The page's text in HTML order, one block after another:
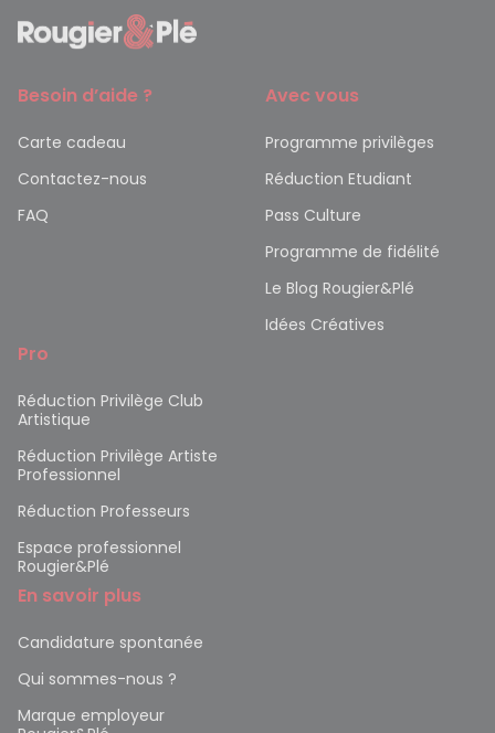
Besoin d’aide ?
Carte cadeau
Contactez-nous
FAQ
Avec vous
Programme privilèges
Réduction Etudiant
Pass Culture
Programme de fidélité
Le Blog Rougier&Plé
Idées Créatives
Pro
Réduction Privilège Club
Artistique
Réduction Privilège Artiste
Professionnel
Réduction Professeurs
Espace professionnel
Rougier&Plé
En savoir plus
Candidature spontanée
Qui sommes-nous ?
Marque employeur